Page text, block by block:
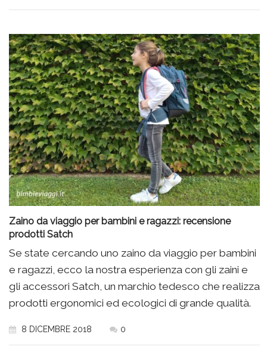
Zaino da viaggio per bambini e ragazzi: recensione
prodotti Satch
Se state cercando uno zaino da viaggio per bambini
e ragazzi, ecco la nostra esperienza con gli zaini e
gli accessori Satch, un marchio tedesco che realizza
prodotti ergonomici ed ecologici di grande qualità.
8 DICEMBRE 2018 0